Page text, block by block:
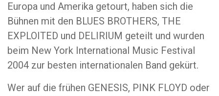
Europa und Amerika getourt, haben sich die
Bühnen mit den BLUES BROTHERS, THE
EXPLOITED und DELIRIUM geteilt und wurden
beim New York International Music Festival
2004 zur besten internationalen Band gekürt.
Wer auf die frühen GENESIS, PINK FLOYD oder